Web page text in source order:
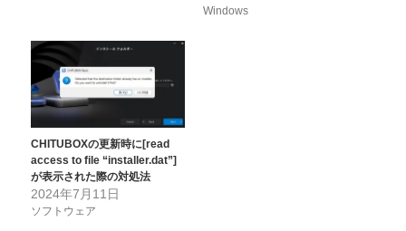
Windows
CHITUBOXの更新時に[read
access to file “installer.dat”]
が表示された際の対処法
2024年7月11日
ソフトウェア